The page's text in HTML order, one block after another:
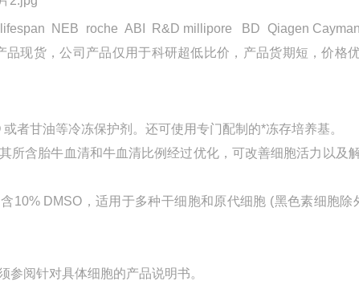
NEB roche ABI R&D millipore BD Qiagen
品现货，公司产品仅用于科研超低比价，产品货期短，价格
或者甘油等冷冻保护剂。还可使用专门配制的*冻存培养基。
所含胎牛血清和牛血清比例经过优化，可改善细胞活力以及
10% DMSO，适用于多种干细胞和原代细胞 (黑色素细胞除
阅针对具体细胞的产品说明书。